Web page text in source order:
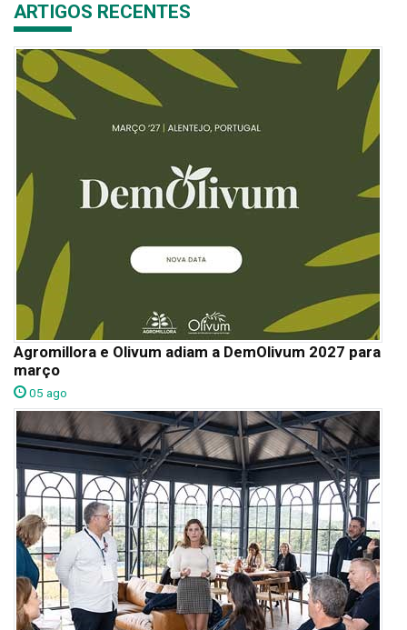
ARTIGOS RECENTES
Agromillora e Olivum adiam a DemOlivum 2027 para
março
05 ago